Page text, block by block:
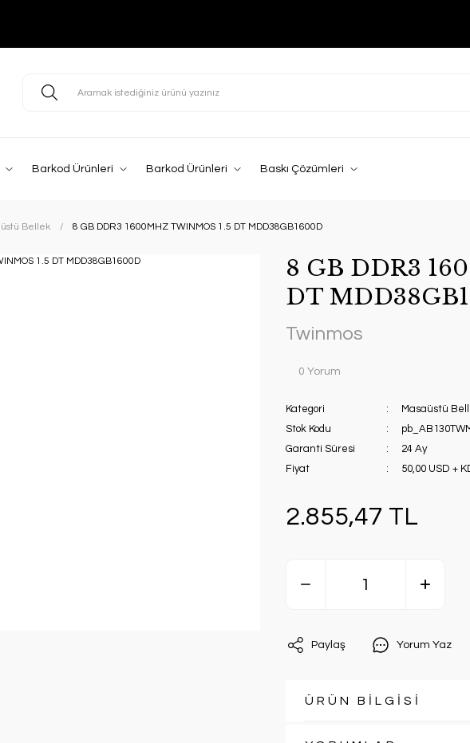
Barkod Ürünleri Barkod Ürünleri Baskı Çözümleri
Bellek 8 GB DDR3 1600MHZ TWINMOS 1.5 DT MDD38GB1600D
8 GB DDR3
DT
Twinmos
0 Yorum
Kategori
Masaüstü
Stok Kodu
Garanti Süresi
24 Ay
Fiyat
50,00 USD +
2.855,47 TL
Paylaş Yorum Yaz
ÜRÜN BİLGİSİ